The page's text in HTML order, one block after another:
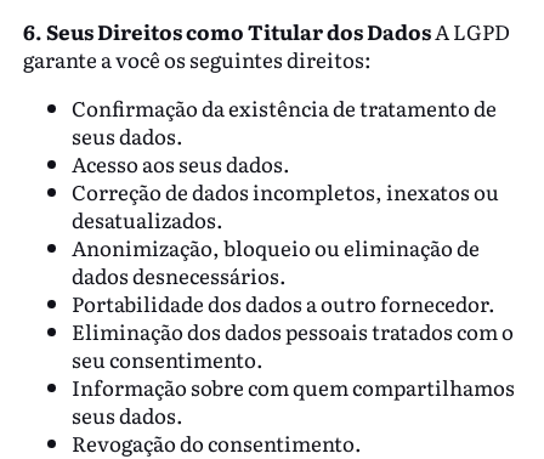
6. Seus Direitos como Titular dos DadosA LGPD
garante a você os seguintes direitos:
Confirmação da existência de tratamento de
seus dados.
Acesso aos seus dados.
Correção de dados incompletos, inexatos ou
desatualizados.
Anonimização, bloqueio ou eliminação de
dados desnecessários.
Portabilidade dos dados a outro fornecedor.
Eliminação dos dados pessoais tratados com o
seu consentimento.
Informação sobre com quem compartilhamos
seus dados.
Revogação do consentimento.